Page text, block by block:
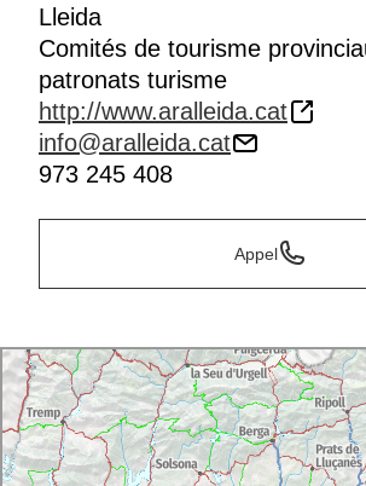
Lleida
Comités de tourisme
patronats turisme
http://www.aralleida.cat
info@aralleida.cat
973 245 408
Appel